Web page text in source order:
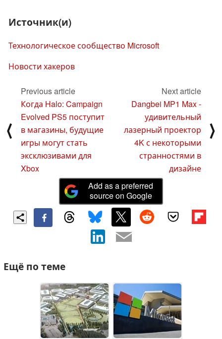
Источник(и)
Технологическое сообщество Microsoft
Новости хакеров
⟨
Previous article
Когда Halo: Campaign
Evolved PS5 поступит
в магазины, будущие
игры могут стать
эксклюзивами для
Xbox
Next article
Dangbei MP1 Max -
удивительный
лазерный проектор
4K с некоторыми
странностями в
дизайне
⟩
Add as a preferred
source on Google
Ещё по теме